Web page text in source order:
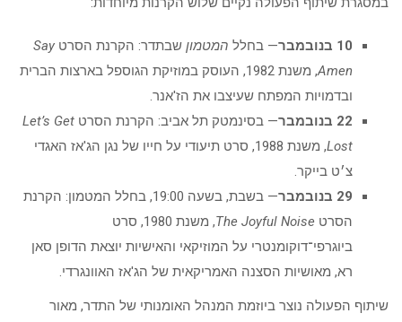
10 בנובמבר — בחלל המטמון שבתדר: הקרנת הסרט Say
Amen
, משנת 1982, העוסק במוזיקת הגוספל בארצות הברית
ובדמויות המפתח שעיצבו את הז'אנר.
22 בנובמבר
— בסינמטק תל אביב: הקרנת הסרט Let’s Get
Lost
, משנת 1988, סרט תיעודי על חייו של נגן הג'אז האגדי
צ׳ט בייקר.
29 בנובמבר
— בשבת, בשעה 19:00, בחלל המטמון: הקרנת
הסרט The Joyful Noise
, משנת 1980, סרט
ביוגרפי־דוקומנטרי על המוזיקאי והאישיות יוצאת הדופן סאן
רא, מאושיות הסצנה האמריקאית של הג'אז האוונגרדי.
שיתוף הפעולה נוצר ביוזמת המנהל האומנותי של התדר, מאור